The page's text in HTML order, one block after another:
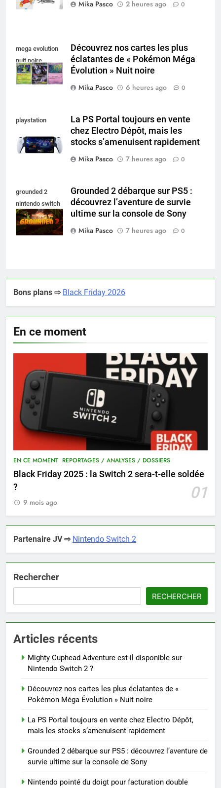
Mika Pasco 2 heures ago 0
mega evolution
nuit noire
Découvrez nos cartes les plus
éclatantes de « Pokémon Méga
Évolution » Nuit noire
Mika Pasco
6 heures ago 0
playstation
La PS Portal toujours en vente
chez Electro Dépôt, mais les
stocks s’amenuisent rapidement
Mika Pasco
7 heures ago 0
grounded 2
nintendo switch
2
Grounded 2 débarque sur PS5 :
découvrez l’aventure de survie
ultime sur la console de Sony
Mika Pasco
7 heures ago 0
Bons plans ⇨ Black Friday 2026
En ce moment
EN CE MOMENT REPORTAGES / ANALYSES / DOSSIERS
Black Friday 2025 : la Switch 2 sera-t-elle soldée
?
01
9 mois ago
Partenaire JV ⇨ Nintendo Switch 2
Rechercher
RECHERCHER
Articles récents
Mighty Cuphead Adventure est-il disponible sur
Nintendo Switch 2 ?
Découvrez nos cartes les plus éclatantes de «
Pokémon Méga Évolution » Nuit noire
La PS Portal toujours en vente chez Electro Dépôt,
mais les stocks s’amenuisent rapidement
Grounded 2 débarque sur PS5 : découvrez l’aventure de
survie ultime sur la console de Sony
Nintendo pointé du doigt pour facturation double